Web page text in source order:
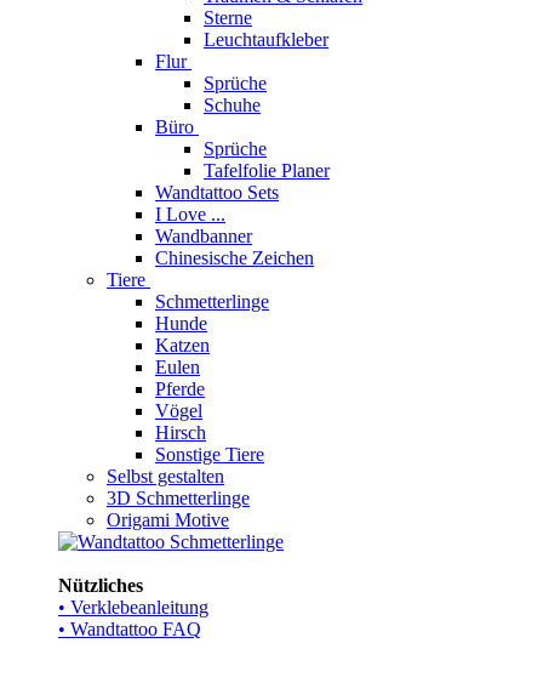
Sterne
Leuchtaufkleber
Flur
Sprüche
Schuhe
Büro
Sprüche
Tafelfolie Planer
Wandtattoo Sets
I Love ...
Wandbanner
Chinesische Zeichen
Tiere
Schmetterlinge
Hunde
Katzen
Eulen
Pferde
Vögel
Hirsch
Sonstige Tiere
Selbst gestalten
3D Schmetterlinge
Origami Motive
Nützliches
• Verklebeanleitung
• Wandtattoo FAQ